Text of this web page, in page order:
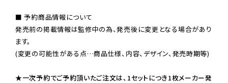
■ 予約商品情報について
発売前の掲載情報は監修中の為、発売後に変更となる場合があり
ます。
(変更の可能性がある点…商品仕様、内容、デザイン、発売時期等)
★一次予約でご予約頂いたご注文は、1セットにつき1枚メーカー発